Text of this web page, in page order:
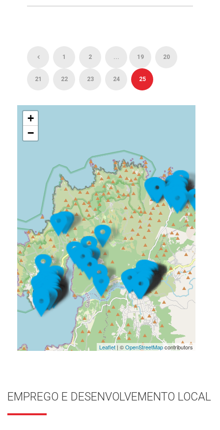
1 2 ... 19 20
21 22 23 24 25
+
−
Leaflet| ©OpenStreetMapcontributors
EMPREGO E DESENVOLVEMENTO LOCAL